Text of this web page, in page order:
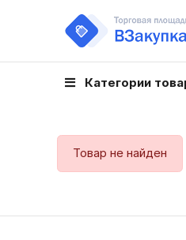
Категории
Товар не найден